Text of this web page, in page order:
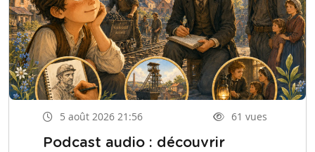
5 août 2026 21:56 61 vues
Podcast audio : découvrir